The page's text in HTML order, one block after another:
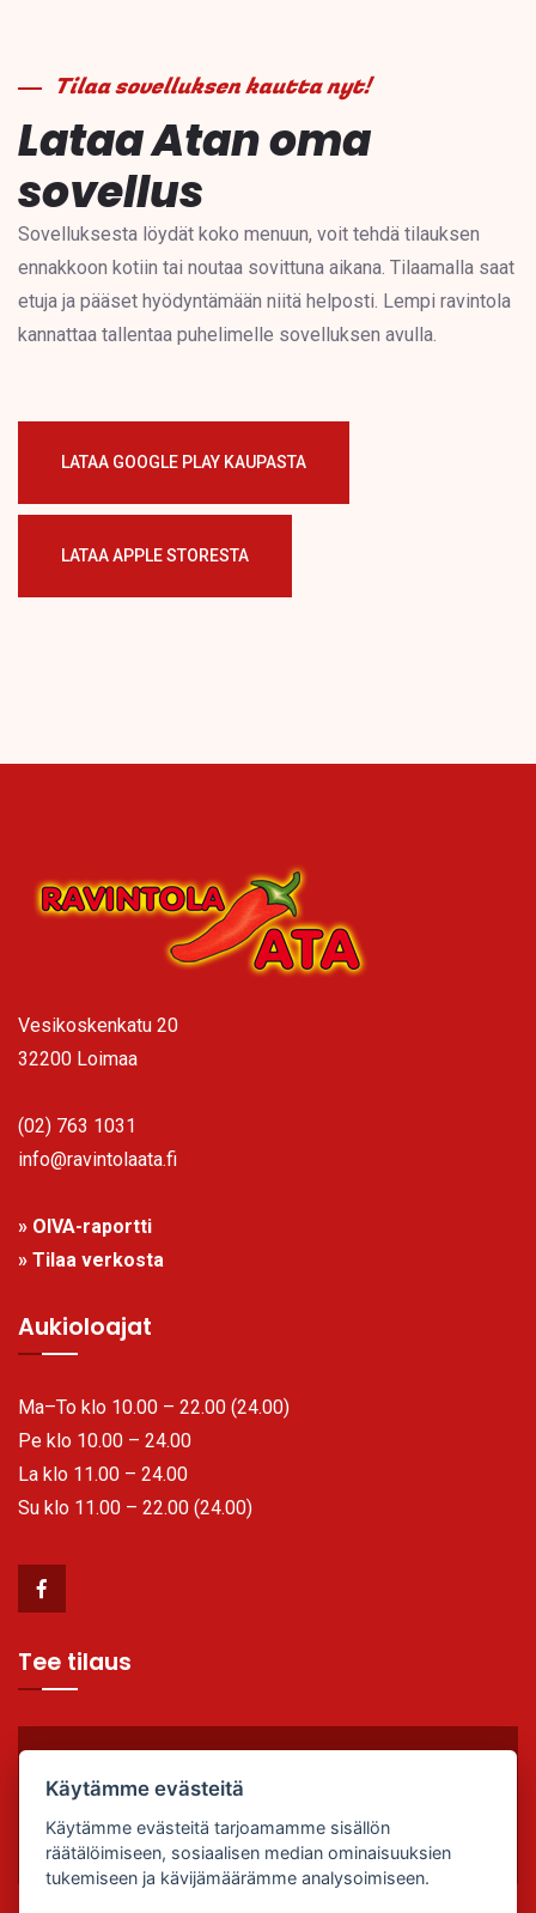
Tilaa sovelluksen kautta nyt!
Lataa Atan oma
sovellus
Sovelluksesta löydät koko menuun, voit tehdä tilauksen
ennakkoon kotiin tai noutaa sovittuna aikana. Tilaamalla saat
etuja ja pääset hyödyntämään niitä helposti. Lempi ravintola
kannattaa tallentaa puhelimelle sovelluksen avulla.
LATAA GOOGLE PLAY KAUPASTA
LATAA APPLE STORESTA
Vesikoskenkatu 20
32200 Loimaa
(02) 763 1031
info@ravintolaata.fi
» OIVA-raportti
» Tilaa verkosta
Aukioloajat
Ma–To klo 10.00 – 22.00 (24.00)
Pe klo 10.00 – 24.00
La klo 11.00 – 24.00
Su klo 11.00 – 22.00 (24.00)
Tee tilaus
Soita (02) 763 1031
Käytämme evästeitä
Käytämme evästeitä tarjoamamme sisällön
räätälöimiseen, sosiaalisen median ominaisuuksien
tukemiseen ja kävijämäärämme analysoimiseen.